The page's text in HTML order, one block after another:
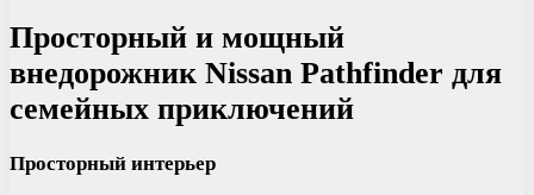
Просторный и мощный
внедорожник Nissan Pathfinder для
семейных приключений
Просторный интерьер